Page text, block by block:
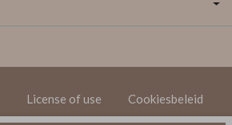
License of use Cookiesbeleid